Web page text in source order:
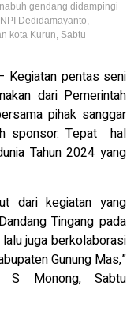
gendang didampingi
Dedidamayanto,
kota Kurun, Sabtu
Kegiatan pentas seni
dari Pemerintah
pihak sanggar
sponsor. Tepat hal
Tahun 2024 yang
dari kegiatan yang
Tingang pada
juga berkolaborasi
Gunung Mas,”
S Monong, Sabtu